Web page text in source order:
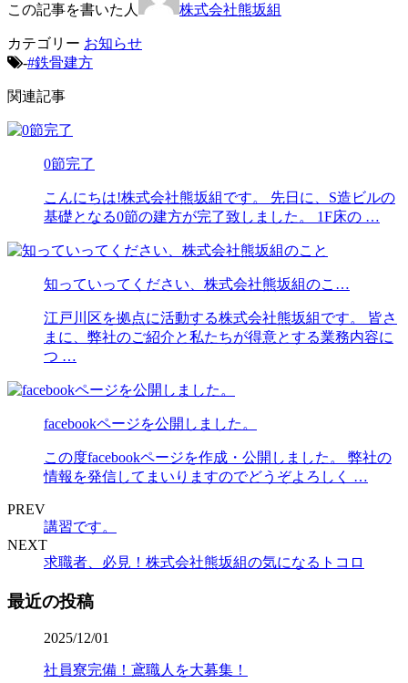
この記事を書いた人 株式会社熊坂組
カテゴリー お知らせ
-#鉄骨建方
関連記事
0節完了
こんにちは!株式会社熊坂組です。 先日に、S造ビルの
基礎となる0節の建方が完了致しました。 1F床の …
知っていってください、株式会社熊坂組のこ…
江戸川区を拠点に活動する株式会社熊坂組です。 皆さ
まに、弊社のご紹介と私たちが得意とする業務内容に
つ …
facebookページを公開しました。
この度facebookページを作成・公開しました。 弊社の
情報を発信してまいりますのでどうぞよろしく …
PREV
講習です。
NEXT
求職者、必見！株式会社熊坂組の気になるトコロ
最近の投稿
2025/12/01
社員寮完備！鳶職人を大募集！